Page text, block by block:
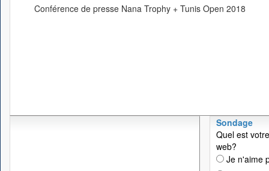
Conférence de presse Nana Trophy + Tunis Open 2018
Sondage
Quel est
web?
Je n'aime